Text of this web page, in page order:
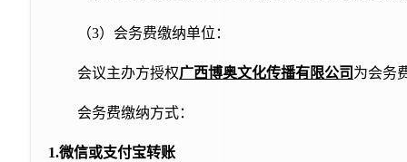
（3）会务费缴纳单位：
会议主办方授权广西博奥文化传播有限公司 为会务
会务费缴纳方式：
1.微信或支付宝转账